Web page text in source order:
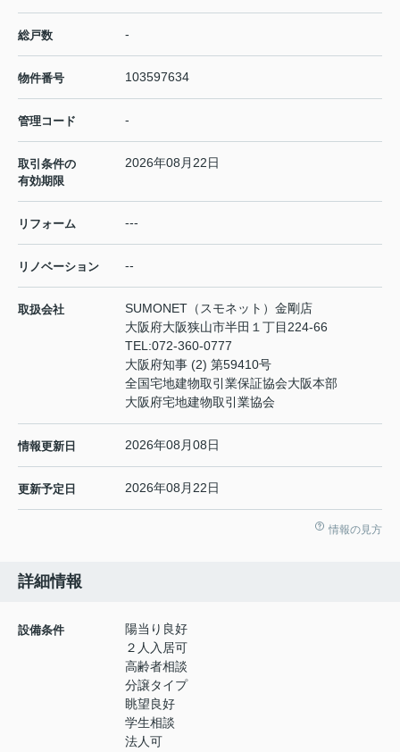
総戸数 -
物件番号 103597634
管理コード -
取引条件の
有効期限
2026年08月22日
リフォーム ---
リノベーション --
取扱会社
SUMONET（スモネット）金剛店
大阪府大阪狭山市半田１丁目224-66
TEL:072-360-0777
大阪府知事 (2) 第59410号
全国宅地建物取引業保証協会大阪本部
大阪府宅地建物取引業協会
情報更新日 2026年08月08日
更新予定日 2026年08月22日
情報の見方
詳細情報
設備条件
陽当り良好
２人入居可
高齢者相談
分譲タイプ
眺望良好
学生相談
法人可